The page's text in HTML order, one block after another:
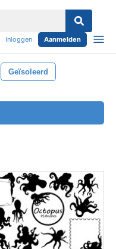
Inloggen Aanmelden
Geïsoleerd